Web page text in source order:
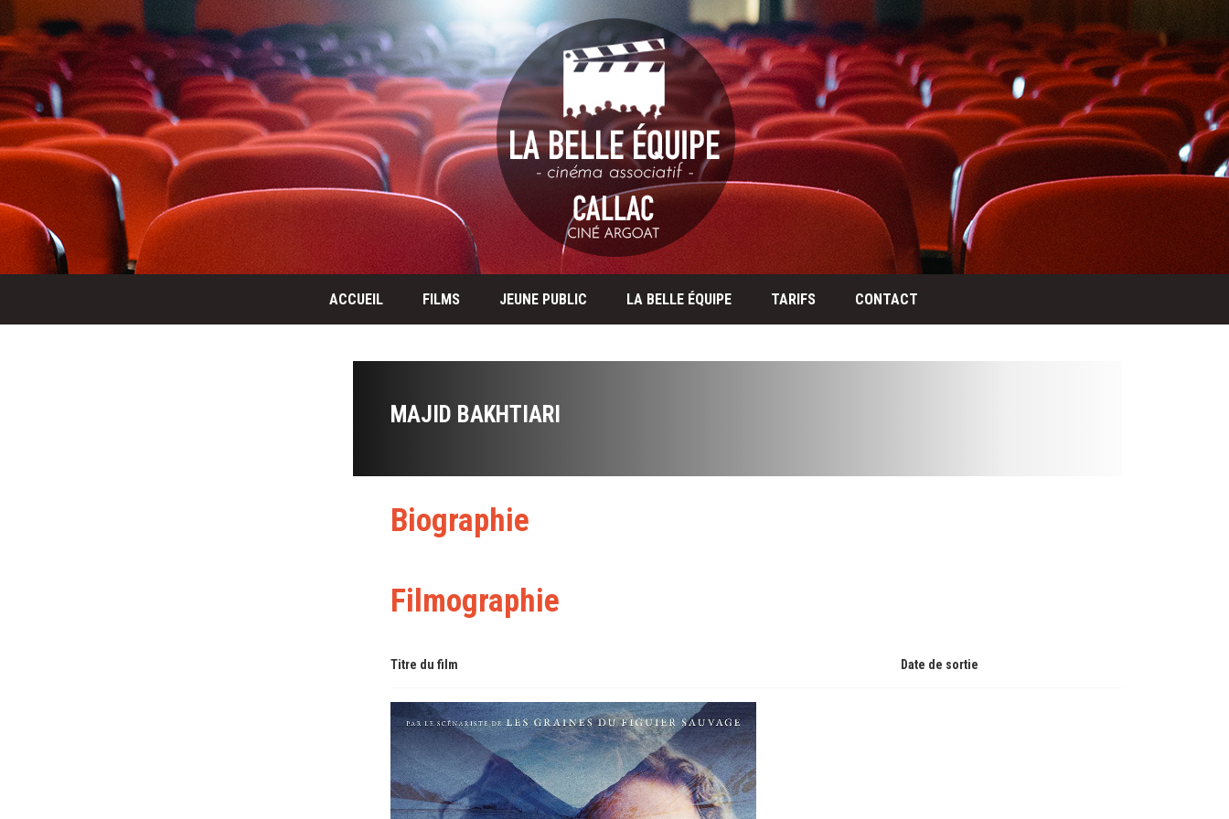
ACCUEIL FILMS JEUNE PUBLIC LA BELLE ÉQUIPE TARIFS CONTACT
MAJID BAKHTIARI
Biographie
Filmographie
Titre du film Date de sortie